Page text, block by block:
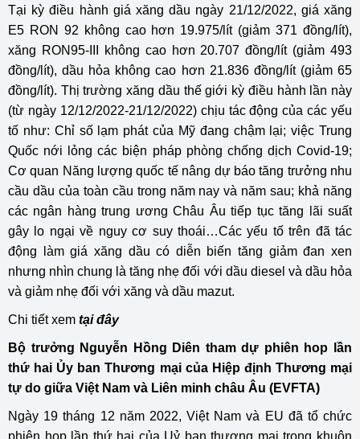
Tại kỳ điều hành giá xăng dầu ngày 21/12/2022, giá xăng
E5 RON 92 không cao hơn 19.975/lít (giảm 371 đồng/lít),
xăng RON95-III không cao hơn 20.707 đồng/lít (giảm 493
đồng/lít), dầu hỏa không cao hơn 21.836 đồng/lít (giảm 65
đồng/lít). Thị trường xăng dầu thế giới kỳ điều hành lần này
(từ ngày 12/12/2022-21/12/2022) chịu tác động của các yếu
tố như: Chỉ số lạm phát của Mỹ đang chậm lại; việc Trung
Quốc nới lỏng các biện pháp phòng chống dịch Covid-19;
Cơ quan Năng lượng quốc tế nâng dự báo tăng trưởng nhu
cầu dầu của toàn cầu trong năm nay và năm sau; khả năng
các ngân hàng trung ương Châu Âu tiếp tục tăng lãi suất
gây lo ngại về nguy cơ suy thoái…Các yếu tố trên đã tác
động làm giá xăng dầu có diễn biến tăng giảm đan xen
nhưng nhìn chung là tăng nhẹ đối với dầu diesel và dầu hỏa
và giảm nhẹ đối với xăng và dầu mazut.
Chi tiết xem tại đây
Bộ trưởng Nguyễn Hồng Diên tham dự phiên hop lần
thứ hai Ủy ban Thương mại của Hiệp định Thương mại
tự do giữa Việt Nam và Liên minh châu Âu (EVFTA)
Ngày 19 tháng 12 năm 2022, Việt Nam và EU đã tổ chức